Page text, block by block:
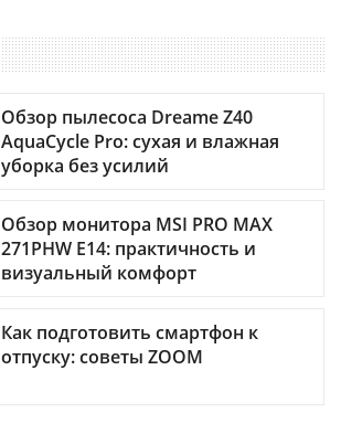
Обзор пылесоса Dreame Z40
AquaCycle Pro: сухая и влажная
уборка без усилий
Обзор монитора MSI PRO MAX
271PHW E14: практичность и
визуальный комфорт
Как подготовить смартфон к
отпуску: советы ZOOM